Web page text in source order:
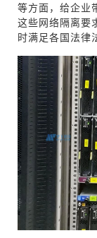
等方面，给企业
这些网络隔离要
时满足各国法律